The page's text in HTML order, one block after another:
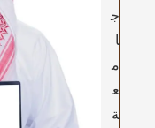
ج
ا
م
ع
ة